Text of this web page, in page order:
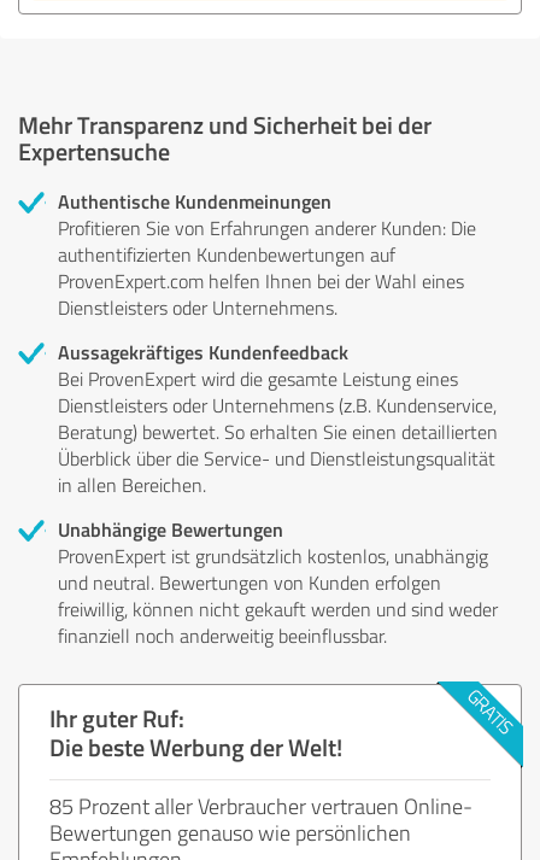
Mehr Transparenz und Sicherheit bei der
Expertensuche
Authentische Kundenmeinungen
Profitieren Sie von Erfahrungen anderer Kunden: Die
authentifizierten Kundenbewertungen auf
ProvenExpert.com helfen Ihnen bei der Wahl eines
Dienstleisters oder Unternehmens.
Aussagekräftiges Kundenfeedback
Bei ProvenExpert wird die gesamte Leistung eines
Dienstleisters oder Unternehmens (z.B. Kundenservice,
Beratung) bewertet. So erhalten Sie einen detaillierten
Überblick über die Service- und Dienstleistungsqualität
in allen Bereichen.
Unabhängige Bewertungen
ProvenExpert ist grundsätzlich kostenlos, unabhängig
und neutral. Bewertungen von Kunden erfolgen
freiwillig, können nicht gekauft werden und sind weder
finanziell noch anderweitig beeinflussbar.
Ihr guter Ruf:
Die beste Werbung der Welt!
85 Prozent aller Verbraucher vertrauen Online-
Bewertungen genauso wie persönlichen